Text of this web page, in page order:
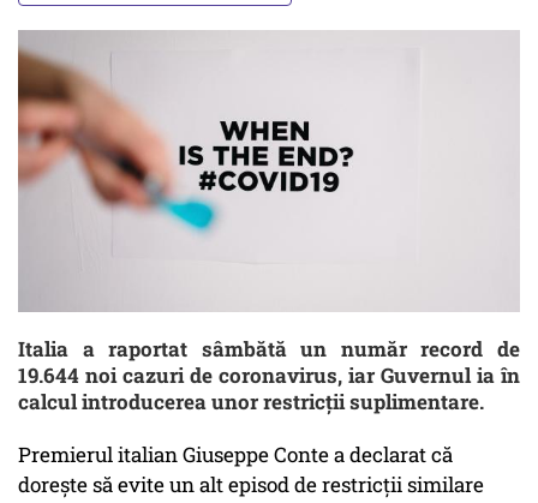
Italia a raportat sâmbătă un număr record de
19.644 noi cazuri de coronavirus, iar Guvernul ia în
calcul introducerea unor restricţii suplimentare.
Premierul italian Giuseppe Conte a declarat că
doreşte să evite un alt episod de restricţii similare